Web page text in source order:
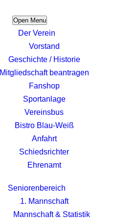
Open Menu
Der Verein
Vorstand
Geschichte / Historie
Mitgliedschaft beantragen
Fanshop
Sportanlage
Vereinsbus
Bistro Blau-Weiß
Anfahrt
Schiedsrichter
Ehrenamt
Seniorenbereich
1. Mannschaft
Mannschaft & Statistik